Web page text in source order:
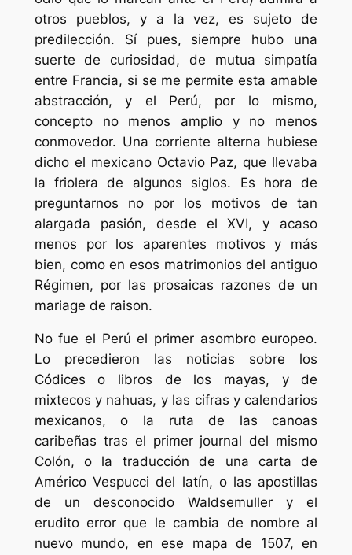
otros pueblos, y a la vez, es sujeto de
predilección. Sí pues, siempre hubo una
suerte de curiosidad, de mutua simpatía
entre Francia, si se me permite esta amable
abstracción, y el Perú, por lo mismo,
concepto no menos amplio y no menos
conmovedor. Una corriente alterna hubiese
dicho el mexicano Octavio Paz, que llevaba
la friolera de algunos siglos. Es hora de
preguntarnos no por los motivos de tan
alargada pasión, desde el XVI, y acaso
menos por los aparentes motivos y más
bien, como en esos matrimonios del antiguo
Régimen, por las prosaicas razones de un
mariage de raison.
No fue el Perú el primer asombro europeo.
Lo precedieron las noticias sobre los
Códices o libros de los mayas, y de
mixtecos y nahuas, y las cifras y calendarios
mexicanos, o la ruta de las canoas
caribeñas tras el primer journal del mismo
Colón, o la traducción de una carta de
Américo Vespucci del latín, o las apostillas
de un desconocido Waldsemuller y el
erudito error que le cambia de nombre al
nuevo mundo, en ese mapa de 1507, en